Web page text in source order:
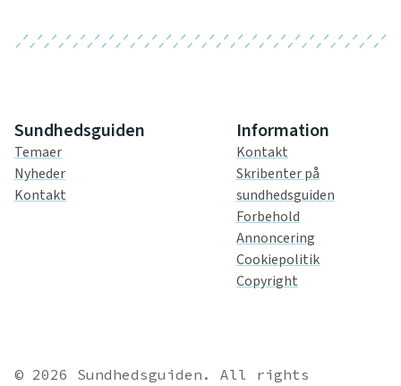
Sundhedsguiden
Temaer
Nyheder
Kontakt
Information
Kontakt
Skribenter på
sundhedsguiden
Forbehold
Annoncering
Cookiepolitik
Copyright
© 2026 Sundhedsguiden. All rights